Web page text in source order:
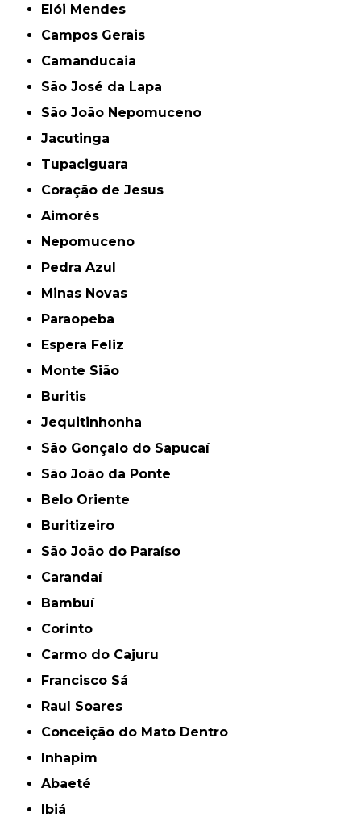
Elói Mendes
Campos Gerais
Camanducaia
São José da Lapa
São João Nepomuceno
Jacutinga
Tupaciguara
Coração de Jesus
Aimorés
Nepomuceno
Pedra Azul
Minas Novas
Paraopeba
Espera Feliz
Monte Sião
Buritis
Jequitinhonha
São Gonçalo do Sapucaí
São João da Ponte
Belo Oriente
Buritizeiro
São João do Paraíso
Carandaí
Bambuí
Corinto
Carmo do Cajuru
Francisco Sá
Raul Soares
Conceição do Mato Dentro
Inhapim
Abaeté
Ibiá